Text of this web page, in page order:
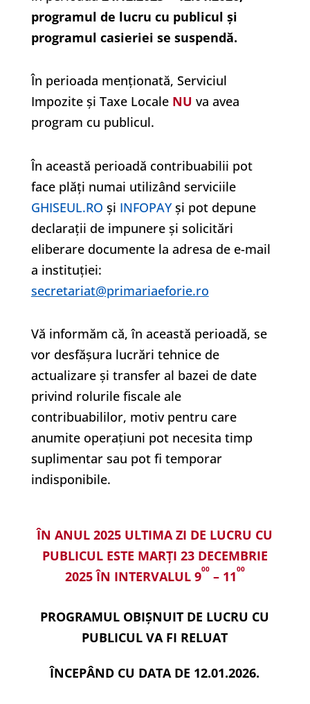
programul de lucru cu publicul și
programul casieriei se suspendă.
În perioada menționată, Serviciul
Impozite și Taxe Locale NU va avea
program cu publicul.
În această perioadă contribuabilii pot
face plăţi numai utilizând serviciile
GHISEUL.RO şi INFOPAYşi pot depune
declaraţii de impunere şi solicitări
eliberare documente la adresa de e-mail
a instituţiei:
secretariat@primariaeforie.ro
Vă informăm că, în această perioadă, se
vor desfășura lucrări tehnice de
actualizare și transfer al bazei de date
privind rolurile fiscale ale
contribuabililor, motiv pentru care
anumite operațiuni pot necesita timp
suplimentar sau pot fi temporar
indisponibile.
ÎN ANUL 2025 ULTIMA ZI DE LUCRU CU
PUBLICUL ESTE MARŢI 23 DECEMBRIE
2025 ÎN INTERVALUL 900 – 1100
PROGRAMUL OBIȘNUIT DE LUCRU CU
PUBLICUL VA FI RELUAT
ÎNCEPÂND CU DATA DE 12.01.2026.